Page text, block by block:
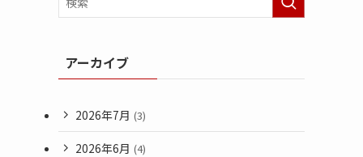
アーカイブ
2026年7月 (3)
2026年6月 (4)